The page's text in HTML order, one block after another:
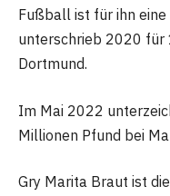
Fußball ist für ihn
unterschrieb 2020 für
Dortmund.
Im Mai 2022
Millionen Pfund bei
Gry Marita Braut ist